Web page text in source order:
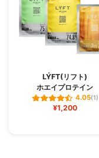
LÝFT(リフト)
ホエイプロテイン
4.05(1)
¥1,200